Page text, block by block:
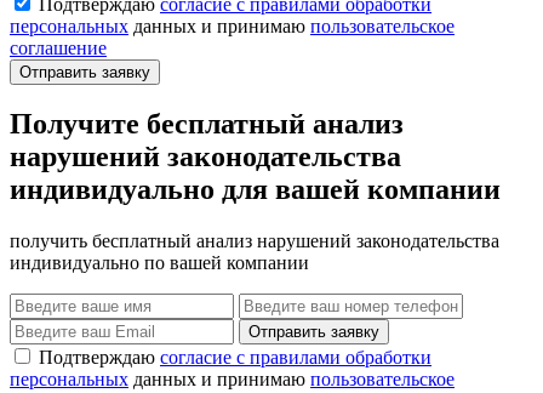
персональных данных и принимаю пользовательское
соглашение
Отправить заявку
Получите бесплатный анализ
нарушений законодательства
индивидуально для вашей компании
получить бесплатный анализ нарушений законодательства
индивидуально по вашей компании
Отправить заявку
Подтверждаю согласие с правилами обработки
персональных данных и принимаю пользовательское